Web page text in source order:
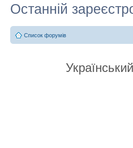
Останній
Список форумів